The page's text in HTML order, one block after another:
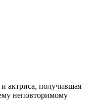
актриса, получившая
неповторимому